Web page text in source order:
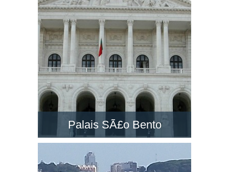
la et découvrez le paysage dans son belvédère
!
Palais SÃ£o Bento
Le PalÃ¡cio de SÃ£o Bento est un majestueux
palais néo-classique situé à Lisbonne.
Découvrez le siège du Parlement du Portugal !